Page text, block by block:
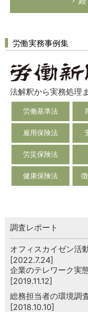
労働実務事例集
法解釈から実務処理
労働基準法
雇用保険法
労災保険法
健康保険法
調査レポート
オフィスカイゼン活
[2022.7.24]
企業のテレワーク実
[2019.11.12]
総務担当者の環境調
[2018.10.10]